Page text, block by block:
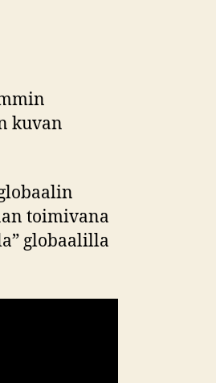
kuvan
toimivana
globaalilla